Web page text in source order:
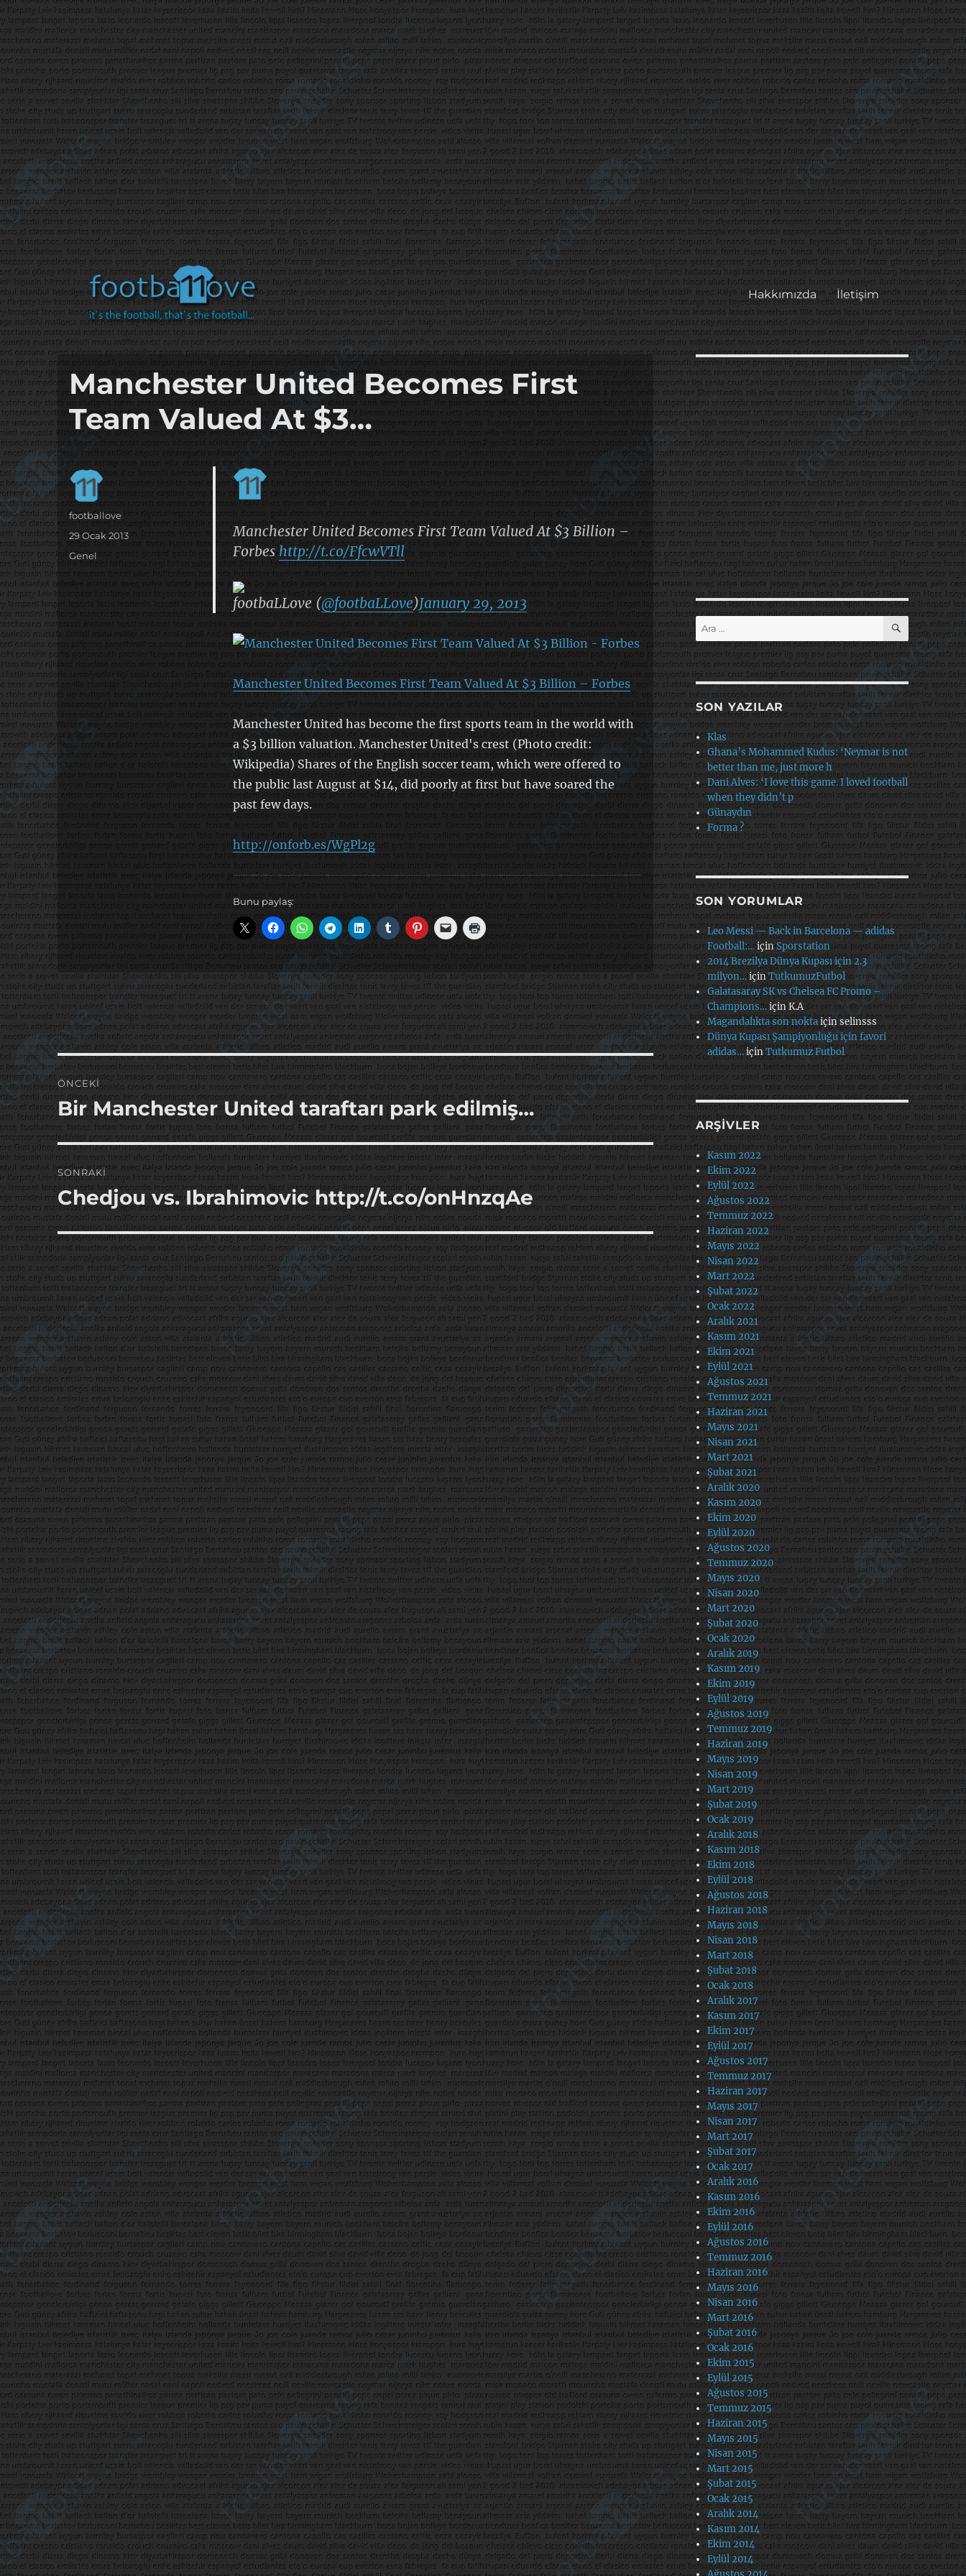
footbaLLove
it's the football, that's the football…
Hakkımızda İletişim
Manchester United Becomes First
Team Valued At $3…
Manchester United Becomes First Team Valued At $3 Billion –
Forbes http://t.co/FfcwVTll
footbaLLove (@footbaLLove)January 29, 2013
Manchester United Becomes First Team Valued At $3 Billion – Forbes
Manchester United has become the first sports team in the world with
a $3 billion valuation. Manchester United's crest (Photo credit:
Wikipedia) Shares of the English soccer team, which were offered to
the public last August at $14, did poorly at first but have soared the
past few days.
http://onforb.es/WgPl2g
Bunu paylaş:
Yazar
footballove
Yayın
tarihi
29 Ocak 2013
Kategoriler
Genel
Yazı
gezinmesi
ÖNCEKI
Önceki
yazı:
Bir Manchester United taraftarı park edilmiş…
SONRAKI
Sonraki
yazı:
Chedjou vs. Ibrahimovic http://t.co/onHnzqAe
Ara: ARA
SON YAZILAR
Klas
Ghana’s Mohammed Kudus: ‘Neymar is not
better than me, just more h
Dani Alves: ‘I love this game. I loved football
when they didn’t p
Günaydın
Forma ?
SON YORUMLAR
Leo Messi — Back in Barcelona — adidas
Football:…içinSporstation
2014 Brezilya Dünya Kupası için 2.3
milyon…içinTutkumuzFutbol
Galatasaray SK vs Chelsea FC Promo –
Champions…içinK.A
Magandalıkta son noktaiçinselinsss
Dünya Kupası Şampiyonluğu için favori
adidas…içinTutkumuz Futbol
ARŞIVLER
Kasım 2022
Ekim 2022
Eylül 2022
Ağustos 2022
Temmuz 2022
Haziran 2022
Mayıs 2022
Nisan 2022
Mart 2022
Şubat 2022
Ocak 2022
Aralık 2021
Kasım 2021
Ekim 2021
Eylül 2021
Ağustos 2021
Temmuz 2021
Haziran 2021
Mayıs 2021
Nisan 2021
Mart 2021
Şubat 2021
Aralık 2020
Kasım 2020
Ekim 2020
Eylül 2020
Ağustos 2020
Temmuz 2020
Mayıs 2020
Nisan 2020
Mart 2020
Şubat 2020
Ocak 2020
Aralık 2019
Kasım 2019
Ekim 2019
Eylül 2019
Ağustos 2019
Temmuz 2019
Haziran 2019
Mayıs 2019
Nisan 2019
Mart 2019
Şubat 2019
Ocak 2019
Aralık 2018
Kasım 2018
Ekim 2018
Eylül 2018
Ağustos 2018
Haziran 2018
Mayıs 2018
Nisan 2018
Mart 2018
Şubat 2018
Ocak 2018
Aralık 2017
Kasım 2017
Ekim 2017
Eylül 2017
Ağustos 2017
Temmuz 2017
Haziran 2017
Mayıs 2017
Nisan 2017
Mart 2017
Şubat 2017
Ocak 2017
Aralık 2016
Kasım 2016
Ekim 2016
Eylül 2016
Ağustos 2016
Temmuz 2016
Haziran 2016
Mayıs 2016
Nisan 2016
Mart 2016
Şubat 2016
Ocak 2016
Ekim 2015
Eylül 2015
Ağustos 2015
Temmuz 2015
Haziran 2015
Mayıs 2015
Nisan 2015
Mart 2015
Şubat 2015
Ocak 2015
Aralık 2014
Kasım 2014
Ekim 2014
Eylül 2014